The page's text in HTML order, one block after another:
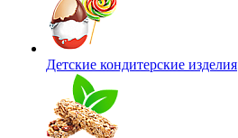
Детские кондитерские изделия